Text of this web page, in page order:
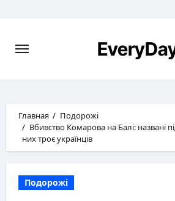
Главная
Подорожі
Вбивство Комарова на Балі: названі
них троє українців
Подорожі